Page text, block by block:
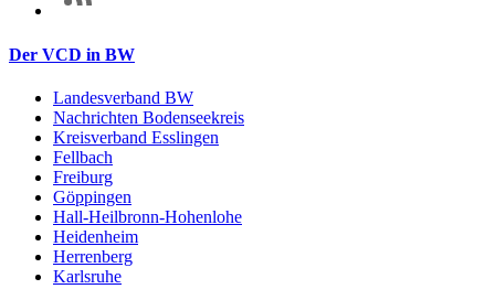
Der VCD in BW
Landesverband BW
Nachrichten Bodenseekreis
Kreisverband Esslingen
Fellbach
Freiburg
Göppingen
Hall-Heilbronn-Hohenlohe
Heidenheim
Herrenberg
Karlsruhe